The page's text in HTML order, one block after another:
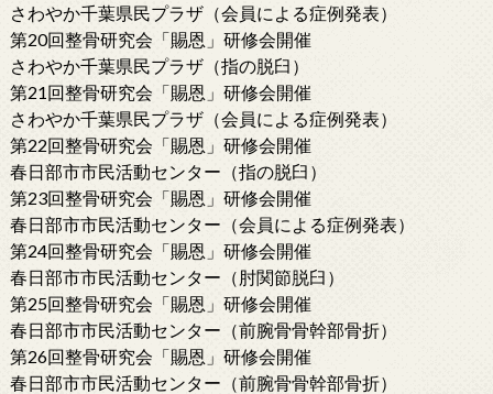
さわやか千葉県民プラザ（会員による症例発表）
第20回整骨研究会「賜恩」研修会開催
さわやか千葉県民プラザ（指の脱臼）
第21回整骨研究会「賜恩」研修会開催
さわやか千葉県民プラザ（会員による症例発表）
第22回整骨研究会「賜恩」研修会開催
春日部市市民活動センター（指の脱臼）
第23回整骨研究会「賜恩」研修会開催
春日部市市民活動センター（会員による症例発表）
第24回整骨研究会「賜恩」研修会開催
春日部市市民活動センター（肘関節脱臼）
第25回整骨研究会「賜恩」研修会開催
春日部市市民活動センター（前腕骨骨幹部骨折）
第26回整骨研究会「賜恩」研修会開催
春日部市市民活動センター（前腕骨骨幹部骨折）